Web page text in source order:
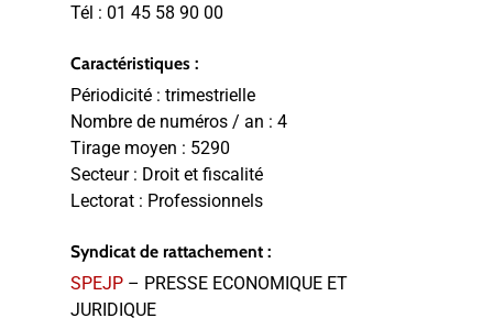
Tél : 01 45 58 90 00
Caractéristiques :
Périodicité : trimestrielle
Nombre de numéros / an : 4
Tirage moyen : 5290
Secteur : Droit et fiscalité
Lectorat : Professionnels
Syndicat de rattachement :
SPEJP – PRESSE ECONOMIQUE ET
JURIDIQUE